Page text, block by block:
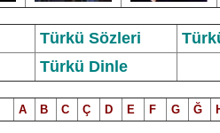
Türkü Sözleri
Türkü Dinle
A B C Ç D E F G Ğ